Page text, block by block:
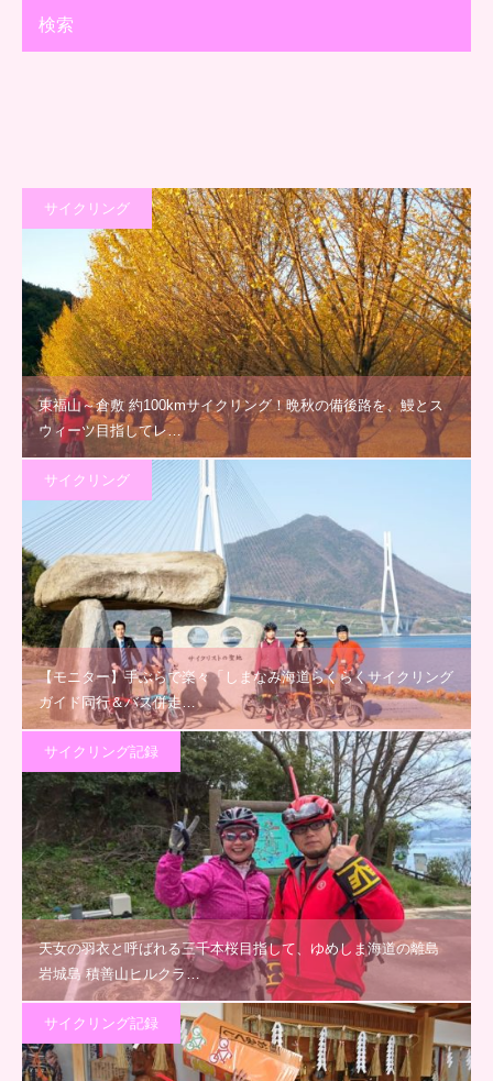
検索
サイクリング
東福山～倉敷 約100kmサイクリング！晩秋の備後路を、鰻とス
ウィーツ目指してレ…
サイクリング
【モニター】手ぶらで楽々「しまなみ海道らくらくサイクリング
ガイド同行＆バス併走…
サイクリング記録
天女の羽衣と呼ばれる三千本桜目指して、ゆめしま海道の離島
岩城島 積善山ヒルクラ…
サイクリング記録